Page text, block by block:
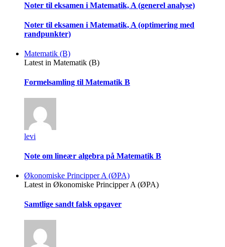
Noter til eksamen i Matematik, A (generel analyse)
Noter til eksamen i Matematik, A (optimering med
randpunkter)
Matematik (B)
Latest in Matematik (B)
Formelsamling til Matematik B
levi
Note om lineær algebra på Matematik B
Økonomiske Principper A (ØPA)
Latest in Økonomiske Principper A (ØPA)
Samtlige sandt falsk opgaver